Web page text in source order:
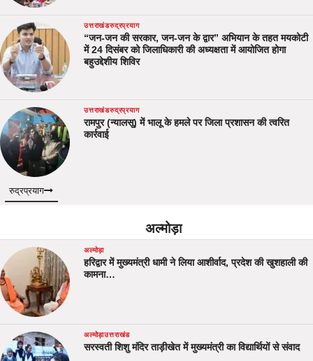
उत्तराखंडरुद्रप्रयाग
“जन-जन की सरकार, जन-जन के द्वार” अभियान के तहत मयकोटी
में 24 दिसंबर को जिलाधिकारी की अध्यक्षता में आयोजित होगा
बहुउद्देशीय शिविर
उत्तराखंडरुद्रप्रयाग
रामपुर (न्यालसू) में भालू के हमले पर जिला प्रशासन की त्वरित
कार्रवाई
रुद्रप्रयाग
अल्मोड़ा
अल्मोड़ा
हरिद्वार में मुख्यमंत्री धामी ने लिया आशीर्वाद, प्रदेश की खुशहाली की
कामना…
अल्मोड़ाउत्तराखंड
सरस्वती शिशु मंदिर ताड़ीखेत में मुख्यमंत्री का विद्यार्थियों से संवाद